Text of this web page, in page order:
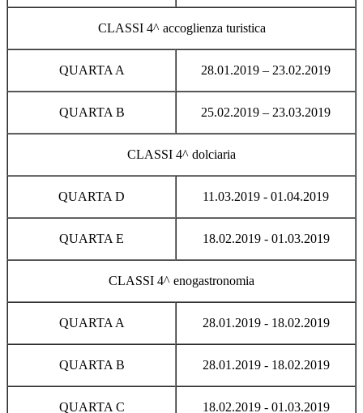
CLASSI 4^ accoglienza turistica
QUARTA A 28.01.2019 – 23.02.2019
QUARTA B 25.02.2019 – 23.03.2019
CLASSI 4^ dolciaria
QUARTA D 11.03.2019 - 01.04.2019
QUARTA E 18.02.2019 - 01.03.2019
CLASSI 4^ enogastronomia
QUARTA A 28.01.2019 - 18.02.2019
QUARTA B 28.01.2019 - 18.02.2019
QUARTA C 18.02.2019 - 01.03.2019